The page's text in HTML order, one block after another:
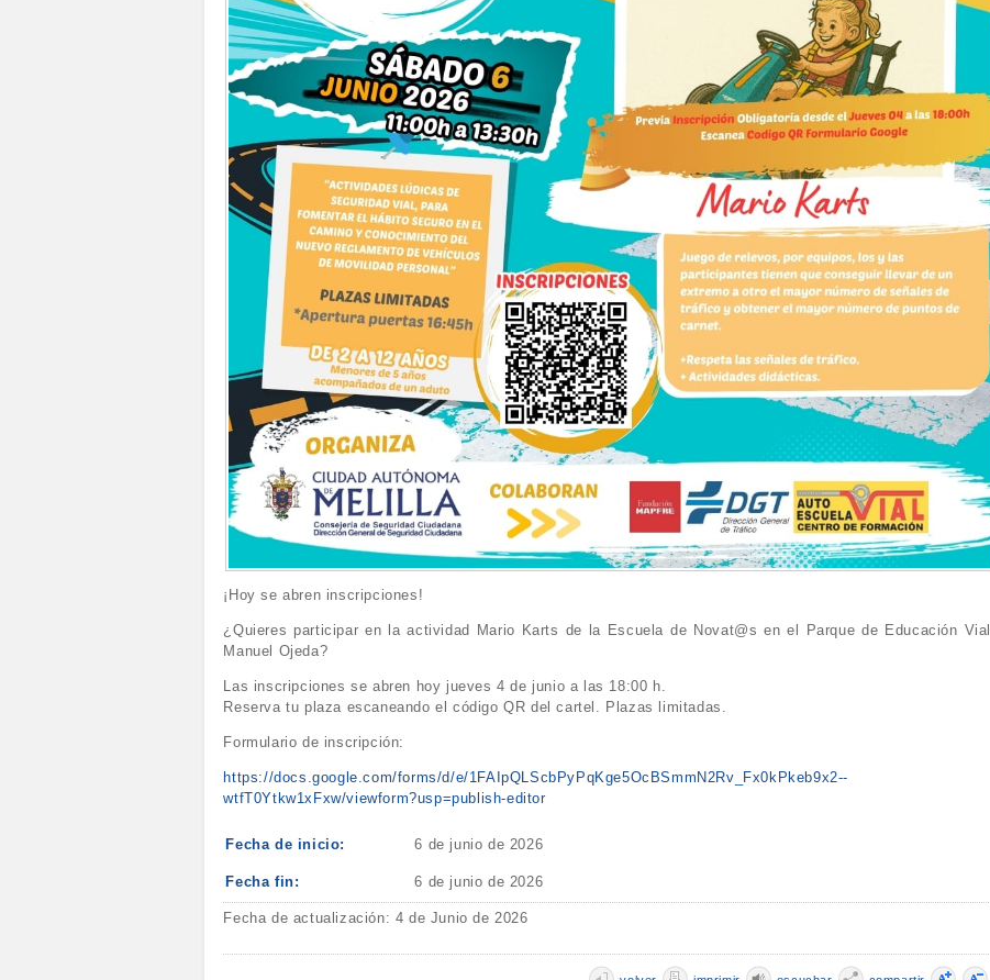
¡Hoy se abren inscripciones!
¿Quieres participar en la actividad Mario Karts de la Escuela de Novat@s en el Parque de Educación Vial
Manuel Ojeda?
Las inscripciones se abren hoy jueves 4 de junio a las 18:00 h.
Reserva tu plaza escaneando el código QR del cartel. Plazas limitadas.
Formulario de inscripción:
https://docs.google.com/forms/d/e/1FAIpQLScbPyPqKge5OcBSmmN2Rv_Fx0kPkeb9x2--
wtfT0Ytkw1xFxw/viewform?usp=publish-editor
Fecha de inicio: 6 de junio de 2026
Fecha fin: 6 de junio de 2026
Fecha de actualización: 4 de Junio de 2026